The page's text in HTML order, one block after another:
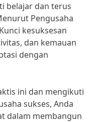
belajar dan terus
Pengusaha
kesuksesan
dan kemauan
dengan
ini dan mengikuti
sukses, Anda
dalam membangun